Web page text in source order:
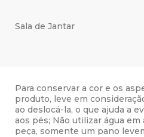
Sala de Jantar
Para conservar a cor e os
produto, leve em
ao deslocá-la, o que ajuda a
aos pés; Não utilizar água em
peça, somente um pano